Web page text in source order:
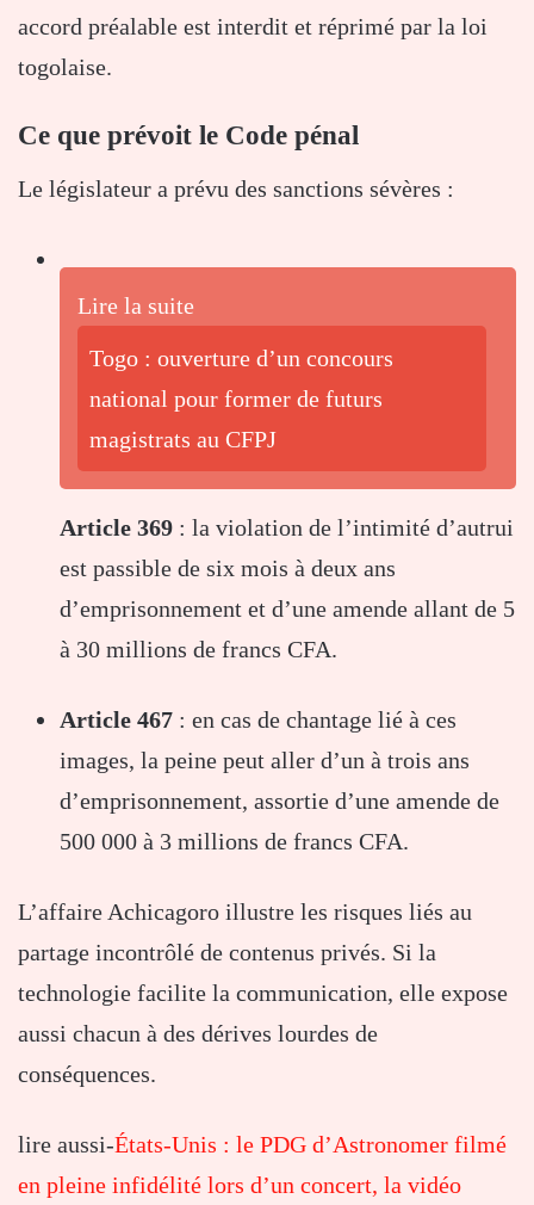
accord préalable est interdit et réprimé par la loi
togolaise.
Ce que prévoit le Code pénal
Le législateur a prévu des sanctions sévères :
Lire la suite
Togo : ouverture d’un concours
national pour former de futurs
magistrats au CFPJ
Article 369 : la violation de l’intimité d’autrui
est passible de six mois à deux ans
d’emprisonnement et d’une amende allant de 5
à 30 millions de francs CFA.
Article 467 : en cas de chantage lié à ces
images, la peine peut aller d’un à trois ans
d’emprisonnement, assortie d’une amende de
500 000 à 3 millions de francs CFA.
L’affaire Achicagoro illustre les risques liés au
partage incontrôlé de contenus privés. Si la
technologie facilite la communication, elle expose
aussi chacun à des dérives lourdes de
conséquences.
lire aussi-États-Unis : le PDG d’Astronomer filmé
en pleine infidélité lors d’un concert, la vidéo